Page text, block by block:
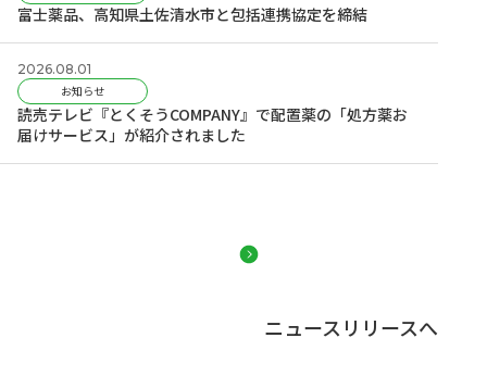
富士薬品、高知県土佐清水市と包括連携協定を締結
2026.08.01
お知らせ
読売テレビ『とくそうCOMPANY』で配置薬の「処方薬お
届けサービス」が紹介されました
ニュースリリースへ